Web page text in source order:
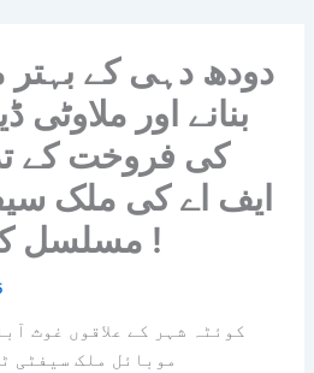
دودھ دہی کے بہتر
بنانے اور
کی فروخت کے
ایف اے کی ملک
مسلسل کاروائیاں جاری !
کوئٹہ شہر کے علاقوں غوث
موبائل ملک سیفٹی